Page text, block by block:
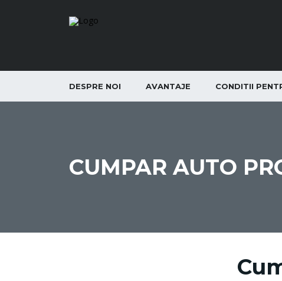
DESPRE NOI AVANTAJE CONDITII
CUMPAR AUTO